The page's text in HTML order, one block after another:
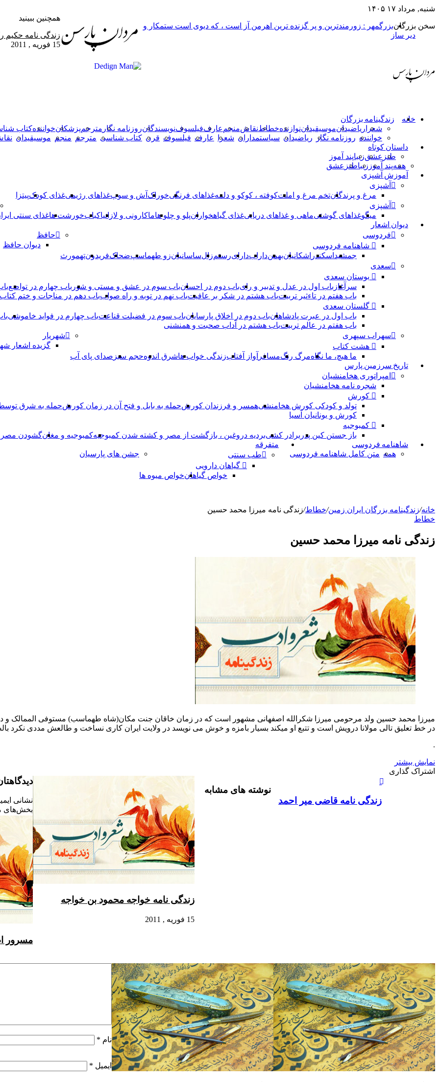
شنبه, مرداد ۱۷ ۱۴۰۵
سخن بزرگانبزرگمهر : زورمندترین و پر گزنده ترین اهرمن آز است ، که دیوی است ستمکار و
دیر ساز
خانه زندگینامه بزرگان
شعرا ریاضیدانموسیقیداننوازندهخطاطنقاشمنجم عارففیلسوفنویسندگانروزنامه نگار مترجمپزشکانخوانندهکتاب
خواننده روزنامه نگار ریاضیدان سیاستمداران شعرا عارف فیلسوف قرن کتاب شناسی مترجم منجم موسیقیدان
داستان کوتاه
طنز عشقزیباپند آموز
همهپند آموز زیباطنز عشق
آموزش آشپزی
آشپزی
مرغ و پرندگانتخم مرغ و املتکوفته ، کوکو و دلمهغذاهای فرنگیخوراک آش و سوپغذاهای رژیمیغذای کودکپیتزا
آشپزی
میگوغذاهای گوشتیماهی و غذاهای دریاییغذای گیاهخوارانپلو و چلو هاماکارونی و لازانیاکبابخورشت هاغذای سنتی
دیوان اشعار
فردوسی
شاهنامه فردوسی
جمشید اسکندر اشکانیانبهمندارابدارایرستمزالساسانیانزو طهماسپ‏ضحاکفریدونتهمورث
حافظ
دیوان حافظ
سعدی
بوستان سعدی
سرآغاز باب اول در عدل و تدبیر و رایباب دوم در احسانباب سوم در عشق و مستی و شور باب چهارم در تواضع
باب هفتم در تاءثیر تربیتباب هشتم در شکر بر عافیتباب نهم در توبه و راه صوابباب دهم در مناجات و ختم کتاب
گلستان سعدی
باب اول در عبرت پادشاهانباب دوم در اخلاق پارسایانباب سوم در فضیلت قناعتباب چهارم در فواید خاموشى
باب هفتم در عالم تربیتباب هشتم در آداب صحبت و همنشنى
سهراب سپهری
هشت کتاب
ما هیچ، ما نگاهمرگ رنگمسافر آواز آفتابزندگی خواب هاشرق اندوهحجم سبز صدای پای آب
شهریار
گزیده اشعار
تاریخ سرزمین پارس
امپراتوری هخامنشیان
شجره نامه هخامنشیان
کورش
تولد و کودکی کورش هخامنشیهمسر و فرزندان کورشحمله به بابل و فتح آن در زمان کورشحمله به شرق
کورش و یونانیان آسیا
کمبوجیه
باز جستن کین پدر برادر کشیبردیه دروغین ، بازگشت از مصر و کشته شدن کمبوجیهکمبوجیه و مغانگشودن مصر
شاهنامه فردوسی
همه متن کامل شاهنامه فردوسی
متفرقه
طب سنتی
گیاهان دارویی
خواص گیاهانخواص میوه ها
جشن های پارسیان
خانه/زندگینامه بزرگان ایران زمین/خطاط/زندگی نامه میرزا محمد حسین
خطاط
زندگی نامه میرزا محمد حسین
میرزا محمد حسین ولد مرحومی میرزا شکرالله اصفهانی مشهور است که در زمان خاقان جنت مکان(شاه طهماسب) مستوفی الممالک و در
در خط تعلیق تالی مولانا درویش است و تتبع او میکند بسیار بامزه و خوش می نویسد در ولایت ایران کاری نساخت و طالعش مددی نکرد
.
نمایش بیشتر
اشتراک گذاری
بوک
آپ
گذاری
طریق
ایمیل
زندگی نامه قاضی میر احمد
نوشته های مشابه
زندگی نامه خواجه محمود بن خواجه
15 فوریه , 2011
مسرور
نشانی
بخش‌های
نام *
ایمیل *
همچنین ببینید
زندگی نامه حکیم
15 فوریه , 2011
فیس
بوک
X
واتس
آپ
تلگرام
وایبر
دکمه
بازگشت